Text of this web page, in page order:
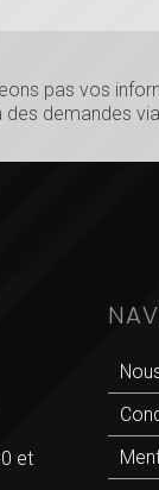
pas vos
demandes
et